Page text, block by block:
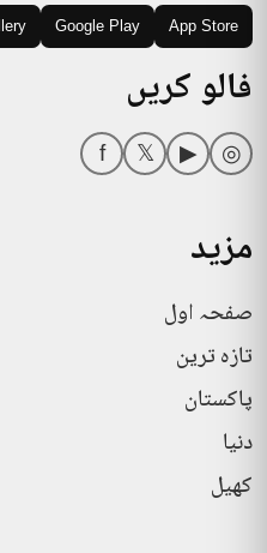
App Store
Google Play
فالو کریں
◎
▶
𝕏
f
مزید
صفحہ اول
تازہ ترین
پاکستان
دنیا
کھیل